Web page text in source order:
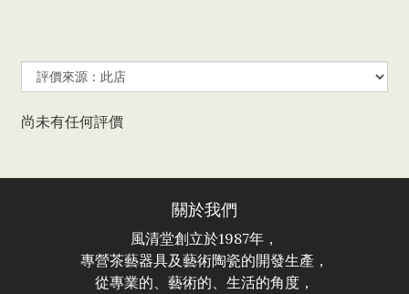
尚未有任何評價
關於我們
風清堂創立於1987年，
專營茶藝器具及藝術陶瓷的開發生產，
從專業的、藝術的、生活的角度，